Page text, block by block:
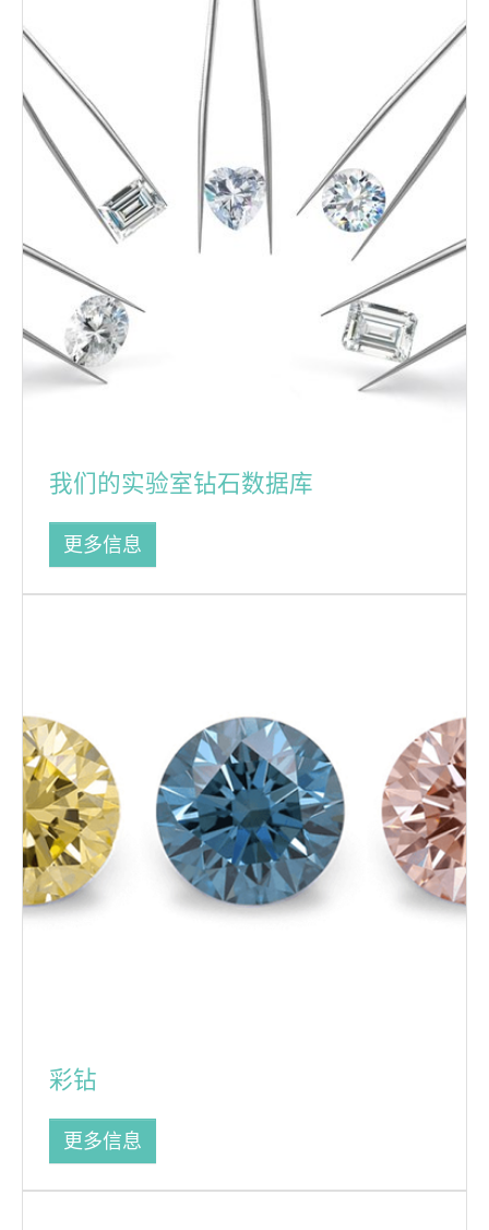
我们的实验室钻石数据库
更多信息
彩钻
更多信息